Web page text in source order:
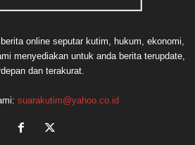
online seputar kutim, hukum, ekonomi,
menyediakan untuk anda berita terupdate,
dan terakurat.
suarakutim@yahoo.co.id